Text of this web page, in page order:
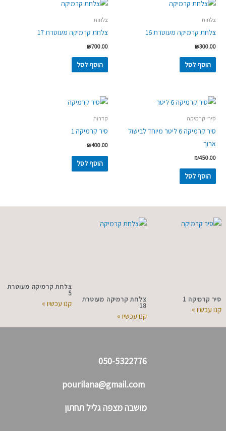
ליטר
כחול
כהה
צלחות
צלחת קרמיקה מעוטרת 16
₪300.00
הוסף לסל
צלחות
צלחת קרמיקה מעוטרת 17
₪700.00
הוסף לסל
סירי קרמיקה
סיר קרמיקה 6 ליטר מיוחד לבישול
ארוך
₪450.00
הוסף לסל
קדרות
סיר קרמיקה 1
₪400.00
הוסף לסל
סיר קרמיקה 1
קנו עכשיו »
צלחת קרמיקה מעוטרת
18
קנו עכשיו »
צלחת קרמיקה מעוטרת
5
קנו עכשיו »
050-5322776
מושבה מצפה גליל תחתון